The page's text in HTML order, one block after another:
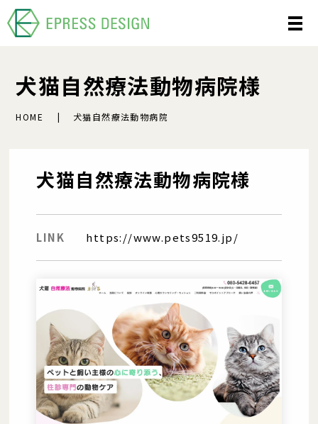
犬猫自然療法動物病院様
HOME 犬猫自然療法動物病院
犬猫自然療法動物病院様
LINK https://www.pets9519.jp/